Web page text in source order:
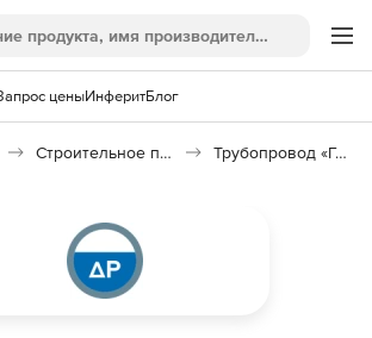
ценыИнферитБлог
Строительное программное обеспечение Трубопровод «Гидросистема»